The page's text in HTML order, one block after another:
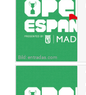
Bild: entradas.com